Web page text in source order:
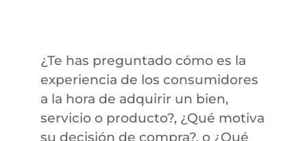
¿Te has preguntado cómo es la
experiencia de los consumidores
a la hora de adquirir un bien,
servicio o producto?, ¿Qué motiva
su decisión de compra?, o ¿Qué